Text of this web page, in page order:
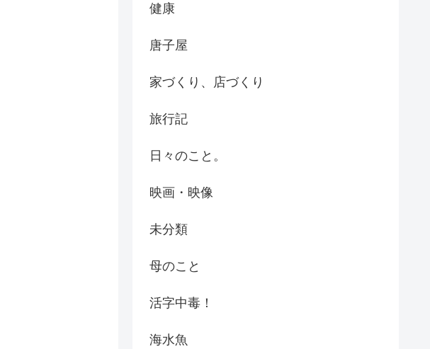
健康
唐子屋
家づくり、店づくり
旅行記
日々のこと。
映画・映像
未分類
母のこと
活字中毒！
海水魚